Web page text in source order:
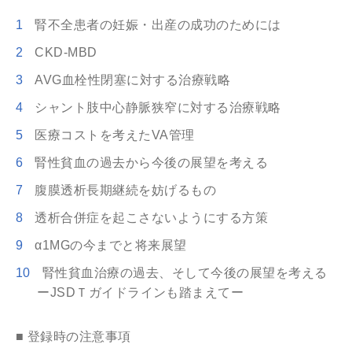
腎不全患者の妊娠・出産の成功のためには
CKD-MBD
AVG血栓性閉塞に対する治療戦略
シャント肢中心静脈狭窄に対する治療戦略
医療コストを考えたVA管理
腎性貧血の過去から今後の展望を考える
腹膜透析長期継続を妨げるもの
透析合併症を起こさないようにする方策
α1MGの今までと将来展望
腎性貧血治療の過去、そして今後の展望を考える
ーJSDＴガイドラインも踏まえてー
■ 登録時の注意事項